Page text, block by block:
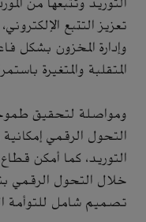
تعزيز التتبع
وإدارة المخزون بشكل
المتقلبة والمتغيرة
ومواصلة لتحقيق
التحول الرقمي
التوريد، كما أمكن
خلال التحول الرقمي
تصميم شامل للتوأمة